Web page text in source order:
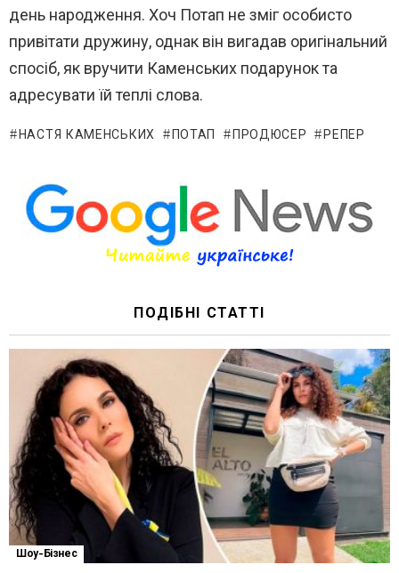
день народження. Хоч Потап не зміг особисто
привітати дружину, однак він вигадав оригінальний
спосіб, як вручити Каменських подарунок та
адресувати їй теплі слова.
НАСТЯ КАМЕНСЬКИХ ПОТАП ПРОДЮСЕР РЕПЕР
ПОДІБНІ СТАТТІ
Шоу-Бізнес